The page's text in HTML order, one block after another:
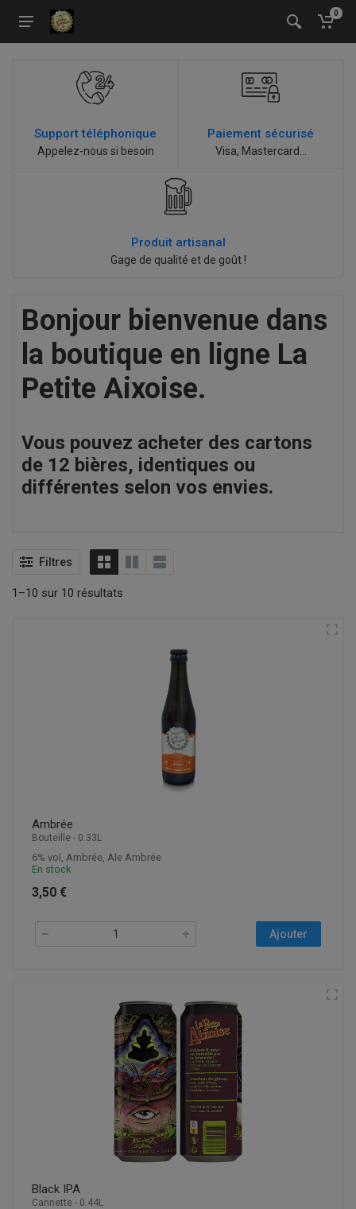
0
Support téléphonique
Appelez-nous si besoin
Paiement sécurisé
Visa, Mastercard...
Produit artisanal
Gage de qualité et de goût !
Bonjour bienvenue dans
la boutique en ligne La
Petite Aixoise.
Vous pouvez acheter des cartons
de 12 bières, identiques ou
différentes selon vos envies.
Filtres
1–10 sur 10 résultats
Ambrée
Bouteille - 0.33L
6% vol, Ambrée, Ale Ambrée
En stock
3,50 €
Ajouter
Black IPA
Cannette - 0.44L